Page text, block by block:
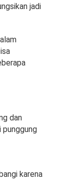
jadi
dan
punggung
karena